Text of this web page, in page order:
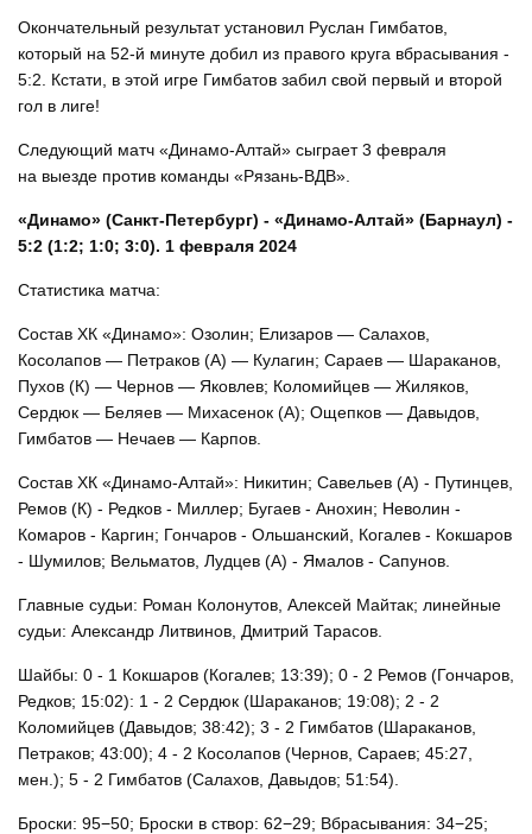
Окончательный результат установил Руслан Гимбатов,
который на 52-й минуте добил из правого круга вбрасывания -
5:2. Кстати, в этой игре Гимбатов забил свой первый и второй
гол в лиге!
Следующий матч «Динамо-Алтай» сыграет 3 февраля
на выезде против команды «Рязань-ВДВ».
«Динамо» (Санкт-Петербург) - «Динамо-Алтай» (Барнаул) -
5:2 (1:2; 1:0; 3:0). 1 февраля 2024
Статистика матча:
Состав ХК «Динамо»: Озолин; Елизаров — Салахов,
Косолапов — Петраков (А) — Кулагин; Сараев — Шараканов,
Пухов (К) — Чернов — Яковлев; Коломийцев — Жиляков,
Сердюк — Беляев — Михасенок (А); Ощепков — Давыдов,
Гимбатов — Нечаев — Карпов.
Состав ХК «Динамо-Алтай»: Никитин; Савельев (А) - Путинцев,
Ремов (К) - Редков - Миллер; Бугаев - Анохин; Неволин -
Комаров - Каргин; Гончаров - Ольшанский, Когалев - Кокшаров
- Шумилов; Вельматов, Лудцев (А) - Ямалов - Сапунов.
Главные судьи: Роман Колонутов, Алексей Майтак; линейные
судьи: Александр Литвинов, Дмитрий Тарасов.
Шайбы: 0 - 1 Кокшаров (Когалев; 13:39); 0 - 2 Ремов (Гончаров,
Редков; 15:02): 1 - 2 Сердюк (Шараканов; 19:08); 2 - 2
Коломийцев (Давыдов; 38:42); 3 - 2 Гимбатов (Шараканов,
Петраков; 43:00); 4 - 2 Косолапов (Чернов, Сараев; 45:27,
мен.); 5 - 2 Гимбатов (Салахов, Давыдов; 51:54).
Броски: 95−50; Броски в створ: 62−29; Вбрасывания: 34−25;